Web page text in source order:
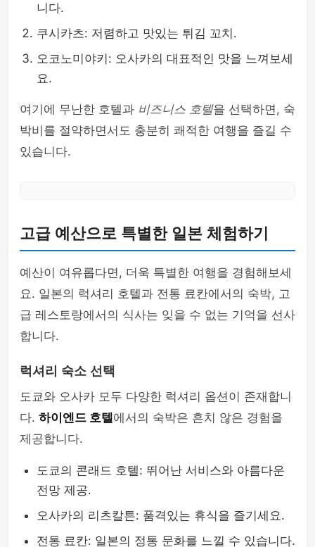
니다.
쿠시카츠: 저렴하고 맛있는 튀김 꼬치.
오코노미야키: 오사카의 대표적인 맛을 느껴보세
요.
여기에 무난한 호텔과 비즈니스 호텔을 선택하면, 숙
박비를 절약하면서도 충분히 쾌적한 여행을 즐길 수
있습니다.
고급 예산으로 특별한 일본 체험하기
예산이 여유롭다면, 더욱 특별한 여행을 경험해보세
요. 일본의 럭셔리 호텔과 전통 료칸에서의 숙박, 고
급 레스토랑에서의 식사는 잊을 수 없는 기억을 선사
합니다.
럭셔리 숙소 선택
도쿄와 오사카 모두 다양한 럭셔리 옵션이 존재합니
다. 하이엔드 호텔에서의 숙박은 흔치 않은 경험을
제공합니다.
도쿄의 콘래드 호텔: 뛰어난 서비스와 아름다운
전망 제공.
오사카의 리츠칼튼: 품격있는 휴식을 즐기세요.
전통 료칸: 일본의 정통 문화를 느낄 수 있습니다.